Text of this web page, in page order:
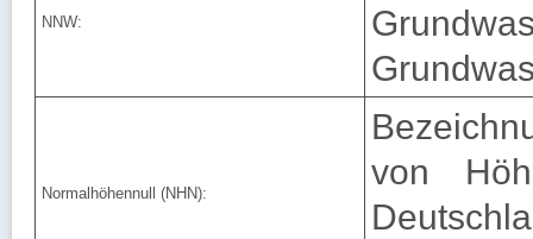
NNW:
Normalhöhennull (NHN):
von